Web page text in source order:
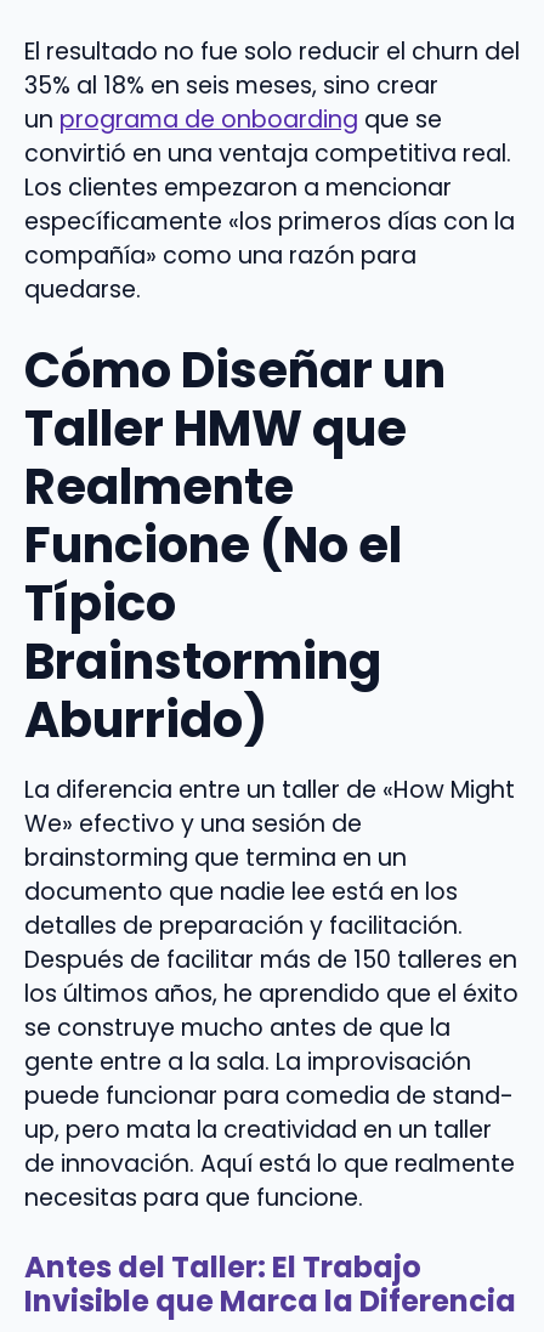
El resultado no fue solo reducir el churn del
35% al 18% en seis meses, sino crear
un programa de onboarding que se
convirtió en una ventaja competitiva real.
Los clientes empezaron a mencionar
específicamente «los primeros días con la
compañía» como una razón para
quedarse.
Cómo Diseñar un
Taller HMW que
Realmente
Funcione (No el
Típico
Brainstorming
Aburrido)
La diferencia entre un taller de «How Might
We» efectivo y una sesión de
brainstorming que termina en un
documento que nadie lee está en los
detalles de preparación y facilitación.
Después de facilitar más de 150 talleres en
los últimos años, he aprendido que el éxito
se construye mucho antes de que la
gente entre a la sala. La improvisación
puede funcionar para comedia de stand-
up, pero mata la creatividad en un taller
de innovación. Aquí está lo que realmente
necesitas para que funcione.
Antes del Taller: El Trabajo
Invisible que Marca la Diferencia